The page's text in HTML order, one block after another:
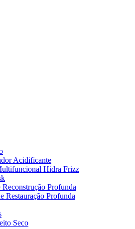
Acidificante
Hidra Frizz
Reconstrução Profunda
Restauração Profunda
Seco